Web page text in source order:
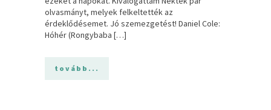
olvasmányt, melyek felkeltették az
érdeklődésemet. Jó szemezgetést! Daniel Cole:
Hóhér (Rongybaba […]
tovább...